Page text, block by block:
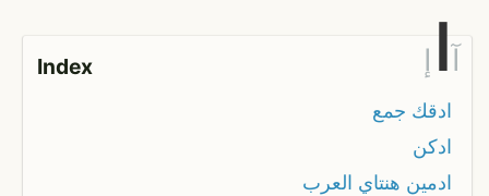
Index إ آ
ادقك جمع
ادكن
ادمين هنتاي العرب